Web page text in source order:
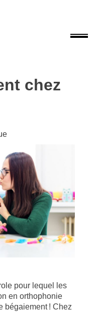
chez
pour lequel les
en orthophonie
bégaiement ! Chez